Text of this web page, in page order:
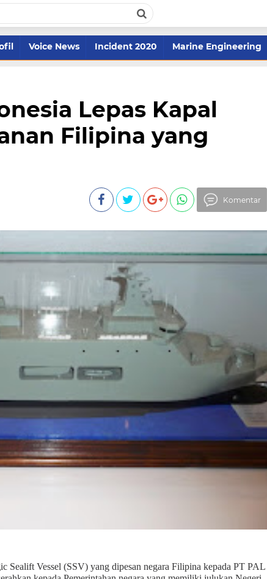
Voice News Incident 2020 Marine Engineering
Lepas Kapal
Filipina yang
Komentar
Sealift Vessel (SSV) yang dipesan negara Filipina kepada PT PAL